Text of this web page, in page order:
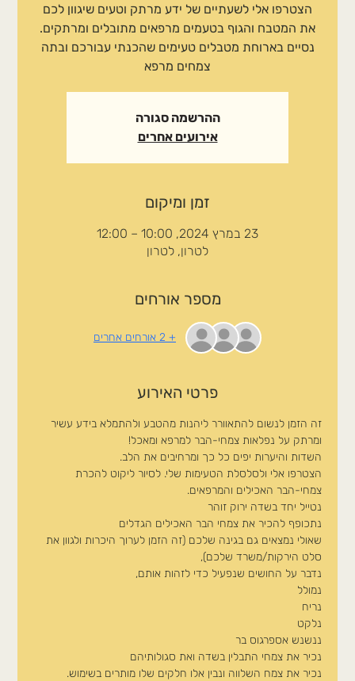
הצטרפו אלי לשעתיים של ידע מרתק וטעים שיגוון לכם
את המטבח והגוף בטעמים מרפאים מתובלים ומרתקים.
נסיים בארוחת מטבלים טעימים שהכנתי עבורכם ובתה
צמחים מרפא
ההרשמה סגורה
אירועים אחרים
זמן ומיקום
23 במרץ 2024, 10:00 – 12:00
לטרון, לטרון
מספר אורחים
+ 2 אורחים אחרים
פרטי האירוע
זה הזמן לנשום להתאוורר ליהנות מהטבע ולהתמלא בידע עשיר
ומרתק על נפלאות צמחי-הבר למרפא ומאכל!
השדות והיערות יפים כל כך ומרחיבים את הלב.
הצטרפו אלי ולסלסלת הטעימות שלי. לסיור ליקוט להכרת
צמחי-הבר האכילים והמרפאים.
נטייל יחד בשדה ירוק זוהר
נתכופף להכיר את צמחי הבר האכילים הגדלים
שאולי נמצאים גם בגינה שלכם (זה הזמן לערוך היכרות ולגוון את
סלט הירקות/משרד שלכם),
נדבר על החושים שנפעיל כדי לזהות אותם,
נמולל
נריח
נלקט
ננשנש אספרגוס בר
נכיר את צמחי התבלין בשדה ואת סגולותיהם
נכיר את צמח השלווה ונבין אלו חלקים שלו מותרים בשימוש.